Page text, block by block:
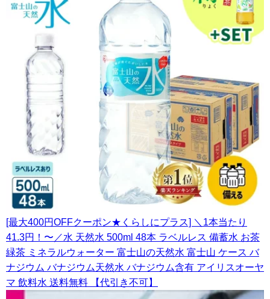
[最大400円OFFクーポン★くらしにプラス] ＼1本当たり
41.3円！〜／水 天然水 500ml 48本 ラベルレス 備蓄水 お茶
緑茶 ミネラルウォーター 富士山の天然水 富士山 ケース バ
ナジウム バナジウム天然水 バナジウム含有 アイリスオーヤ
マ 飲料水 送料無料 【代引き不可】